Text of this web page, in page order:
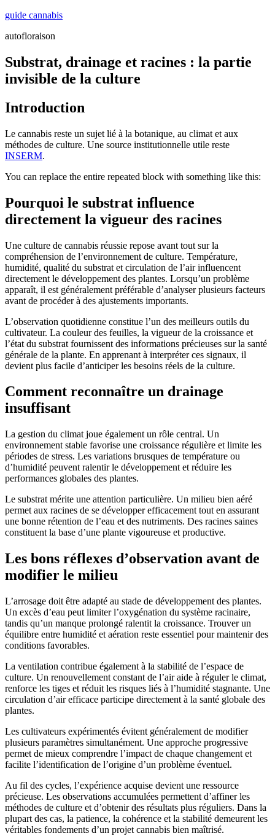
Skip
content
guide cannabis
autofloraison
Substrat, drainage et racines : la partie
invisible de la culture
Introduction
Le cannabis reste un sujet lié à la botanique, au climat et aux
méthodes de culture. Une source institutionnelle utile reste
INSERM.
You can replace the entire repeated block with something like this:
Pourquoi le substrat influence
directement la vigueur des racines
Une culture de cannabis réussie repose avant tout sur la
compréhension de l’environnement de culture. Température,
humidité, qualité du substrat et circulation de l’air influencent
directement le développement des plantes. Lorsqu’un problème
apparaît, il est généralement préférable d’analyser plusieurs facteurs
avant de procéder à des ajustements importants.
L’observation quotidienne constitue l’un des meilleurs outils du
cultivateur. La couleur des feuilles, la vigueur de la croissance et
l’état du substrat fournissent des informations précieuses sur la santé
générale de la plante. En apprenant à interpréter ces signaux, il
devient plus facile d’anticiper les besoins réels de la culture.
Comment reconnaître un drainage
insuffisant
La gestion du climat joue également un rôle central. Un
environnement stable favorise une croissance régulière et limite les
périodes de stress. Les variations brusques de température ou
d’humidité peuvent ralentir le développement et réduire les
performances globales des plantes.
Le substrat mérite une attention particulière. Un milieu bien aéré
permet aux racines de se développer efficacement tout en assurant
une bonne rétention de l’eau et des nutriments. Des racines saines
constituent la base d’une plante vigoureuse et productive.
Les bons réflexes d’observation avant de
modifier le milieu
L’arrosage doit être adapté au stade de développement des plantes.
Un excès d’eau peut limiter l’oxygénation du système racinaire,
tandis qu’un manque prolongé ralentit la croissance. Trouver un
équilibre entre humidité et aération reste essentiel pour maintenir des
conditions favorables.
La ventilation contribue également à la stabilité de l’espace de
culture. Un renouvellement constant de l’air aide à réguler le climat,
renforce les tiges et réduit les risques liés à l’humidité stagnante. Une
circulation d’air efficace participe directement à la santé globale des
plantes.
Les cultivateurs expérimentés évitent généralement de modifier
plusieurs paramètres simultanément. Une approche progressive
permet de mieux comprendre l’impact de chaque changement et
facilite l’identification de l’origine d’un problème éventuel.
Au fil des cycles, l’expérience acquise devient une ressource
précieuse. Les observations accumulées permettent d’affiner les
méthodes de culture et d’obtenir des résultats plus réguliers. Dans la
plupart des cas, la patience, la cohérence et la stabilité demeurent les
véritables fondements d’un projet cannabis bien maîtrisé.